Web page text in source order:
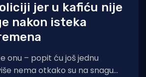
jer u kafiću nije
nakon isteka
onu – popit ću još jednu
nema otkako su na snagu